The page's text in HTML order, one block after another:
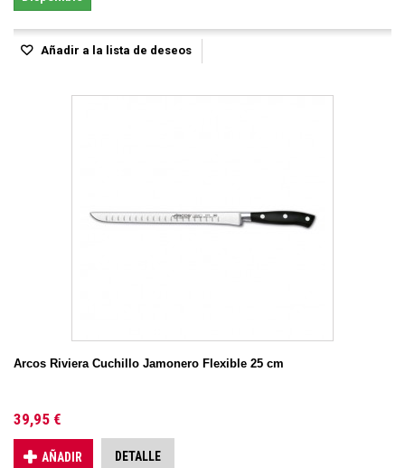
Añadir a la lista de deseos
Arcos Riviera Cuchillo Jamonero Flexible 25 cm
39,95 €
AÑADIR DETALLE